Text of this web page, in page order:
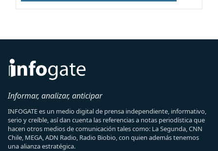
Informar, analizar, anticipar
INFOGATE es un medio digital de prensa independiente, informativo,
serio y creíble, así dan cuenta las referencias a notas periodística que
hacen otros medios de comunicación tales como: La Segunda, CNN
Chile, MEGA, ADN Radio, Radio Biobio, con quien además tenemos
una alianza estratégica.